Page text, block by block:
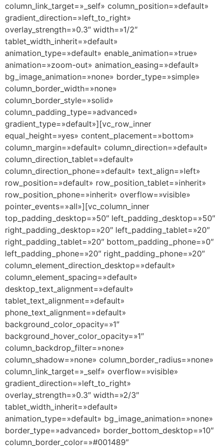
column_link_target=»_self» column_position=»default»
gradient_direction=»left_to_right»
overlay_strength=»0.3″ width=»1/2″
tablet_width_inherit=»default»
animation_type=»default» enable_animation=»true»
animation=»zoom-out» animation_easing=»default»
bg_image_animation=»none» border_type=»simple»
column_border_width=»none»
column_border_style=»solid»
column_padding_type=»advanced»
gradient_type=»default»][vc_row_inner
equal_height=»yes» content_placement=»bottom»
column_margin=»default» column_direction=»default»
column_direction_tablet=»default»
column_direction_phone=»default» text_align=»left»
row_position=»default» row_position_tablet=»inherit»
row_position_phone=»inherit» overflow=»visible»
pointer_events=»all»][vc_column_inner
top_padding_desktop=»50″ left_padding_desktop=»50″
right_padding_desktop=»20″ left_padding_tablet=»20″
right_padding_tablet=»20″ bottom_padding_phone=»0″
left_padding_phone=»20″ right_padding_phone=»20″
column_element_direction_desktop=»default»
column_element_spacing=»default»
desktop_text_alignment=»default»
tablet_text_alignment=»default»
phone_text_alignment=»default»
background_color_opacity=»1″
background_hover_color_opacity=»1″
column_backdrop_filter=»none»
column_shadow=»none» column_border_radius=»none»
column_link_target=»_self» overflow=»visible»
gradient_direction=»left_to_right»
overlay_strength=»0.3″ width=»2/3″
tablet_width_inherit=»default»
animation_type=»default» bg_image_animation=»none»
border_type=»advanced» border_bottom_desktop=»10″
column_border_color=»#001489″